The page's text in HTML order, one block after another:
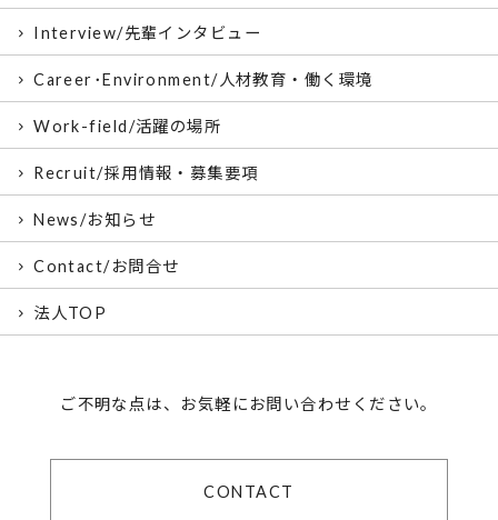
Interview/先輩インタビュー
Career･Environment/人材教育・働く環境
Work-field/活躍の場所
Recruit/採用情報・募集要項
News/お知らせ
Contact/お問合せ
法人TOP
ご不明な点は、お気軽にお問い合わせください。
CONTACT